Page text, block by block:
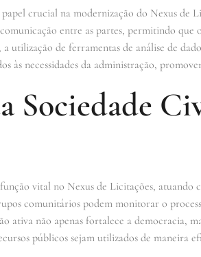
crucial na modernização do Nexus de
entre as partes, permitindo que
utilização de ferramentas de análise de
às necessidades da administração,
Sociedade
vital no Nexus de Licitações, atuando
comunitários podem monitorar o
ativa não apenas fortalece a democracia,
públicos sejam utilizados de maneira